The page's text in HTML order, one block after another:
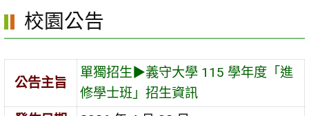
區
校園公告
公告主旨
單獨招生▶︎義守大學 115 學年度「進
修學士班」招生資訊